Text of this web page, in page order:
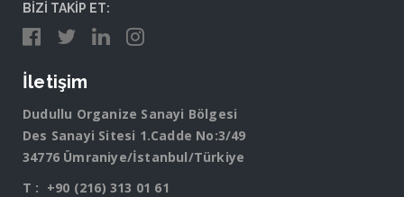
BİZİ TAKİP ET:
İletişim
Dudullu Organize Sanayi Bölgesi
Des Sanayi Sitesi 1.Cadde No:3/49
34776 Ümraniye/İstanbul/Türkiye
T : +90 (216) 313 01 61